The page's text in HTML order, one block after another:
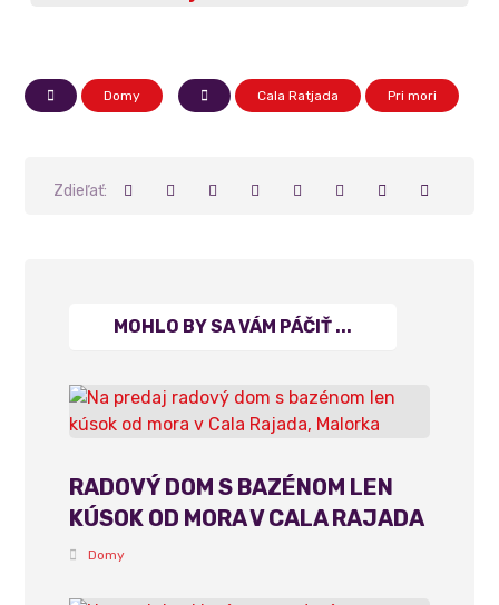
Domy Cala Ratjada Pri mori
MOHLO BY SA VÁM PÁČIŤ ...
RADOVÝ DOM S BAZÉNOM LEN
KÚSOK OD MORA V CALA RAJADA
Domy